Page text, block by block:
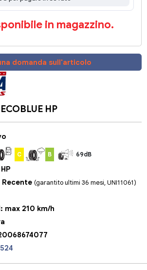
in magazzino.
domanda sull'articolo
HP
C B 69dB
Recente(garantito ultimi 36 mesi, UNI11061)
max 210 km/h